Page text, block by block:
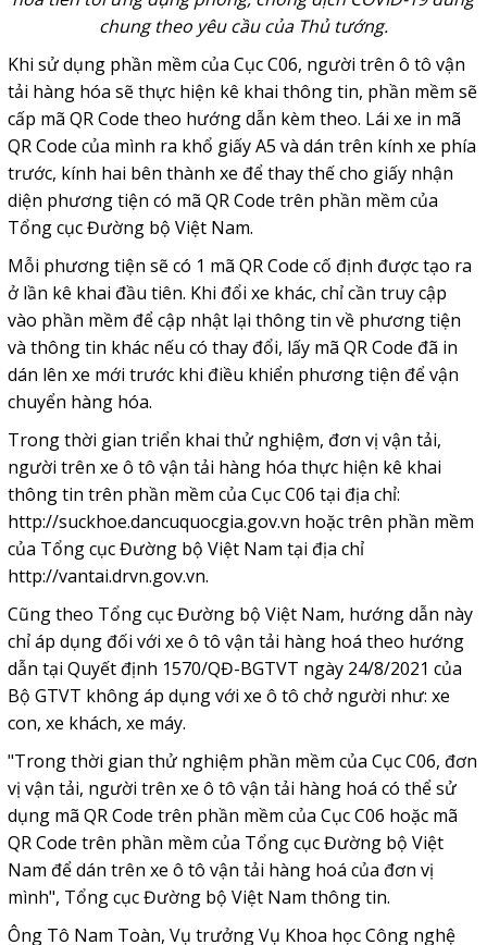
chung theo yêu cầu của Thủ tướng.
Khi sử dụng phần mềm của Cục C06, người trên ô tô vận
tải hàng hóa sẽ thực hiện kê khai thông tin, phần mềm sẽ
cấp mã QR Code theo hướng dẫn kèm theo. Lái xe in mã
QR Code của mình ra khổ giấy A5 và dán trên kính xe phía
trước, kính hai bên thành xe để thay thế cho giấy nhận
diện phương tiện có mã QR Code trên phần mềm của
Tổng cục Đường bộ Việt Nam.
Mỗi phương tiện sẽ có 1 mã QR Code cố định được tạo ra
ở lần kê khai đầu tiên. Khi đổi xe khác, chỉ cần truy cập
vào phần mềm để cập nhật lại thông tin về phương tiện
và thông tin khác nếu có thay đổi, lấy mã QR Code đã in
dán lên xe mới trước khi điều khiển phương tiện để vận
chuyển hàng hóa.
Trong thời gian triển khai thử nghiệm, đơn vị vận tải,
người trên xe ô tô vận tải hàng hóa thực hiện kê khai
thông tin trên phần mềm của Cục C06 tại địa chỉ:
http://suckhoe.dancuquocgia.gov.vn hoặc trên phần mềm
của Tổng cục Đường bộ Việt Nam tại địa chỉ
http://vantai.drvn.gov.vn.
Cũng theo Tổng cục Đường bộ Việt Nam, hướng dẫn này
chỉ áp dụng đối với xe ô tô vận tải hàng hoá theo hướng
dẫn tại Quyết định 1570/QĐ-BGTVT ngày 24/8/2021 của
Bộ GTVT không áp dụng với xe ô tô chở người như: xe
con, xe khách, xe máy.
"Trong thời gian thử nghiệm phần mềm của Cục C06, đơn
vị vận tải, người trên xe ô tô vận tải hàng hoá có thể sử
dụng mã QR Code trên phần mềm của Cục C06 hoặc mã
QR Code trên phần mềm của Tổng cục Đường bộ Việt
Nam để dán trên xe ô tô vận tải hàng hoá của đơn vị
mình", Tổng cục Đường bộ Việt Nam thông tin.
Ông Tô Nam Toàn, Vụ trưởng Vụ Khoa học Công nghệ